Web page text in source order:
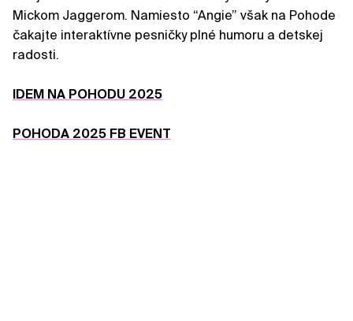
Mickom Jaggerom. Namiesto “Angie” však na Pohode
čakajte interaktívne pesničky plné humoru a detskej
radosti.
IDEM NA POHODU 2025
POHODA 2025 FB EVENT